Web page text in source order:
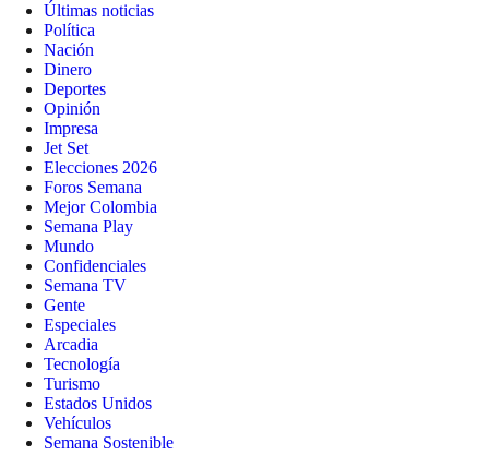
Últimas noticias
Política
Nación
Dinero
Deportes
Opinión
Impresa
Jet Set
Elecciones 2026
Foros Semana
Mejor Colombia
Semana Play
Mundo
Confidenciales
Semana TV
Gente
Especiales
Arcadia
Tecnología
Turismo
Estados Unidos
Vehículos
Semana Sostenible